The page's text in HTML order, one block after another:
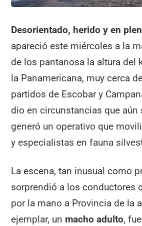
Desorientado, herido y en
apareció este miércoles a la
de los pantanosa la altura del
la Panamericana, muy cerca
partidos de Escobar y
dio en circunstancias que aún
generó un operativo que
y especialistas en fauna
La escena, tan inusual como
sorprendió a los conductores
por la mano a Provincia de la
ejemplar, un macho adulto,